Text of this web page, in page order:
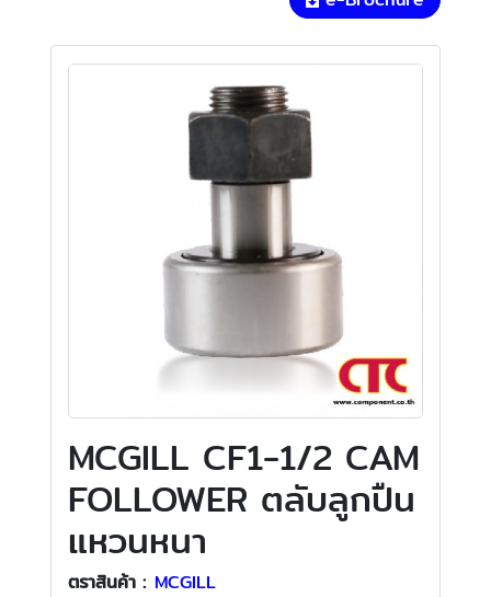
MCGILL CF1-1/2 CAM
FOLLOWER ตลับลูกปืน
แหวนหนา
ตราสินค้า : MCGILL